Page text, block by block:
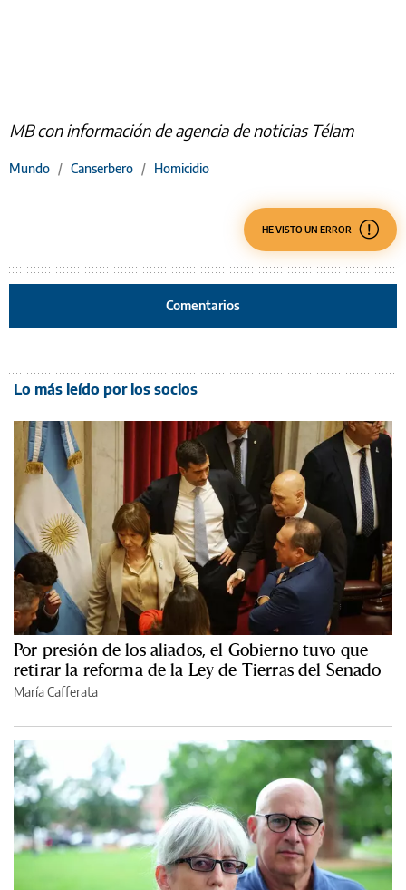
MB con información de agencia de noticias Télam
Mundo / Canserbero / Homicidio
HE VISTO UN ERROR
Comentarios
Lo más leído por los socios
Por presión de los aliados, el Gobierno tuvo que
retirar la reforma de la Ley de Tierras del Senado
María Cafferata